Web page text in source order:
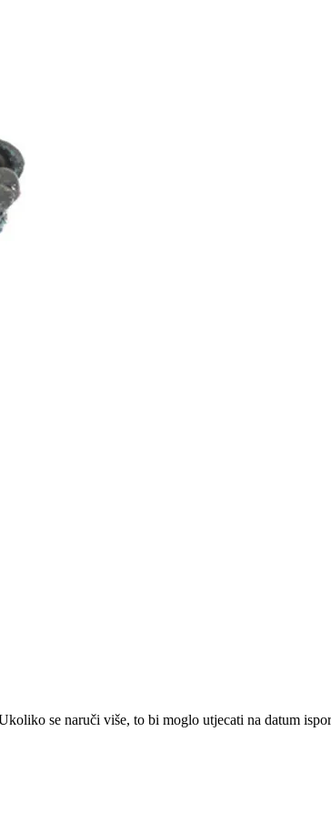
se naruči više, to bi moglo utjecati na datum